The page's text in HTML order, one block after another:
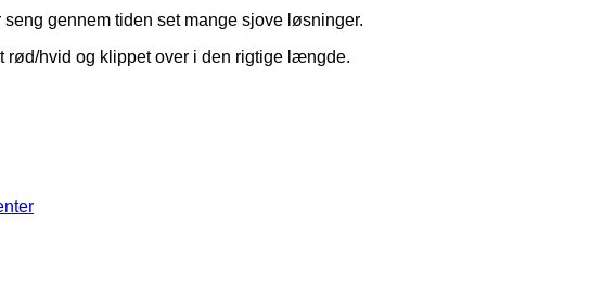
gennem tiden set mange sjove løsninger.
rød/hvid og klippet over i den rigtige længde.